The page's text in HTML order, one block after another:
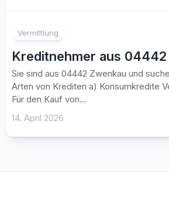
Vermittlung
Kreditnehmer aus 04442
Sie sind aus 04442 Zwenkau und
Arten von Krediten a) Konsumkredite
Für den Kauf von...
14. April 2026